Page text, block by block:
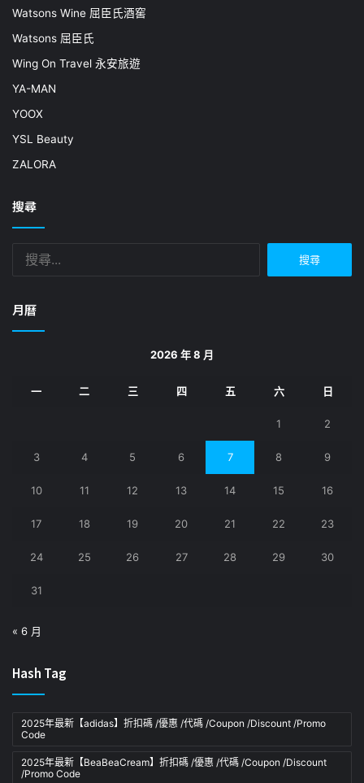
Watsons Wine 屈臣氏酒窖
Watsons 屈臣氏
Wing On Travel 永安旅遊
YA-MAN
YOOX
YSL Beauty
ZALORA
搜尋
月曆
2026 年 8 月
一 二 三 四 五 六 日
1 2
3 4 5 6 7 8 9
10 11 12 13 14 15 16
17 18 19 20 21 22 23
24 25 26 27 28 29 30
31
« 6 月
Hash Tag
2025年最新【adidas】折扣碼 /優惠 /代碼 /Coupon /Discount /Promo
Code
2025年最新【BeaBeaCream】折扣碼 /優惠 /代碼 /Coupon /Discount
/Promo Code